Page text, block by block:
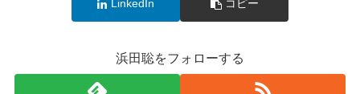
LinkedIn コピー
浜田聡をフォローする